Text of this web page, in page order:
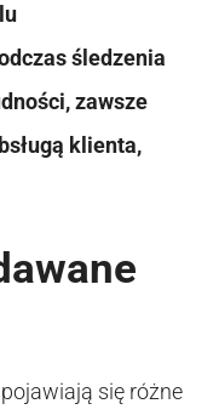
śledzenia
zawsze
klienta,
się różne